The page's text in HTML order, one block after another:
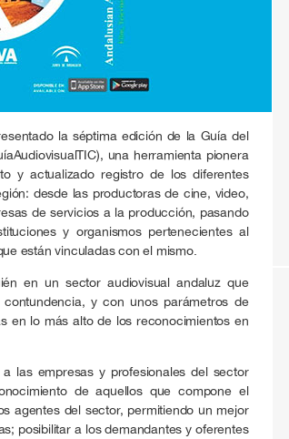
la séptima edición de la Guía del
una herramienta pionera
y actualizado registro de los diferentes
desde las productoras de cine, video,
de servicios a la producción, pasando
y organismos pertenecientes al
están vinculadas con el mismo.
en un sector audiovisual andaluz que
y con unos parámetros de
en lo más alto de los reconocimientos en
las empresas y profesionales del sector
de aquellos que compone el
agentes del sector, permitiendo un mejor
posibilitar a los demandantes y oferentes